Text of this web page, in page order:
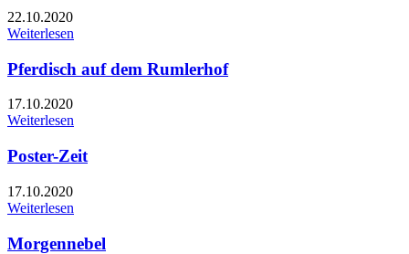
22.10.2020
Weiterlesen
Pferdisch auf dem Rumlerhof
17.10.2020
Weiterlesen
Poster-Zeit
17.10.2020
Weiterlesen
Morgennebel